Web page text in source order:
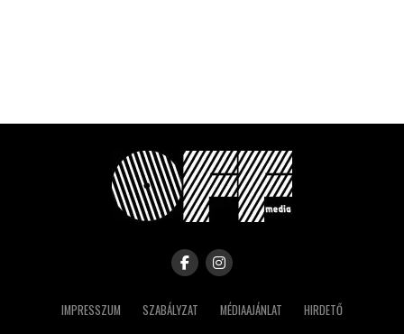
IMPRESSZUM SZABÁLYZAT MÉDIAAJÁNLAT HIRDETŐ